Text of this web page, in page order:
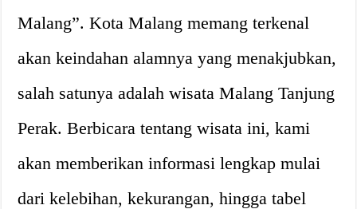
Malang”. Kota Malang memang terkenal
akan keindahan alamnya yang menakjubkan,
salah satunya adalah wisata Malang Tanjung
Perak. Berbicara tentang wisata ini, kami
akan memberikan informasi lengkap mulai
dari kelebihan, kekurangan, hingga tabel